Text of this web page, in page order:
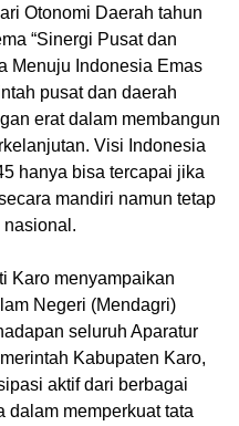
Otonomi Daerah tahun
“Sinergi Pusat dan
Menuju Indonesia Emas
pusat dan daerah
erat dalam membangun
Visi Indonesia
hanya bisa tercapai jika
mandiri namun tetap
Karo menyampaikan
Negeri (Mendagri)
seluruh Aparatur
Kabupaten Karo,
aktif dari berbagai
dalam memperkuat tata